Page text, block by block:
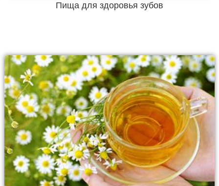
Пища для здоровья зубов